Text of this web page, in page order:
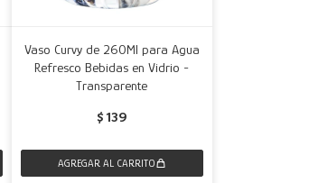
Vaso Curvy de 260Ml para Agua
Refresco Bebidas en Vidrio -
Transparente
$ 139